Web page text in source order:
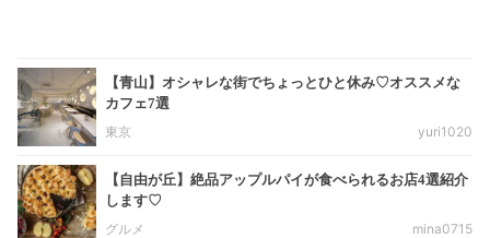
【青山】オシャレな街でちょっとひと休み♡オススメな
カフェ7選
東京
yuri1020
【自由が丘】絶品アップルパイが食べられるお店4選紹介
します♡
グルメ
mina0715